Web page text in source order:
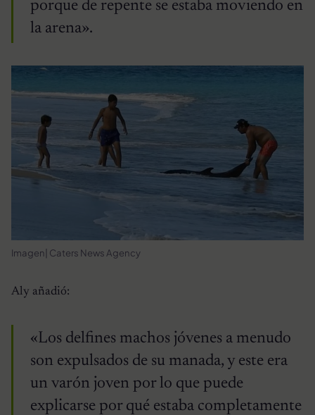
porque de repente se estaba moviendo en
la arena».
Imagen| Caters News Agency
Aly añadió:
«Los delfines machos jóvenes a menudo
son expulsados ​​de su manada, y este era
un varón joven por lo que puede
explicarse por qué estaba completamente